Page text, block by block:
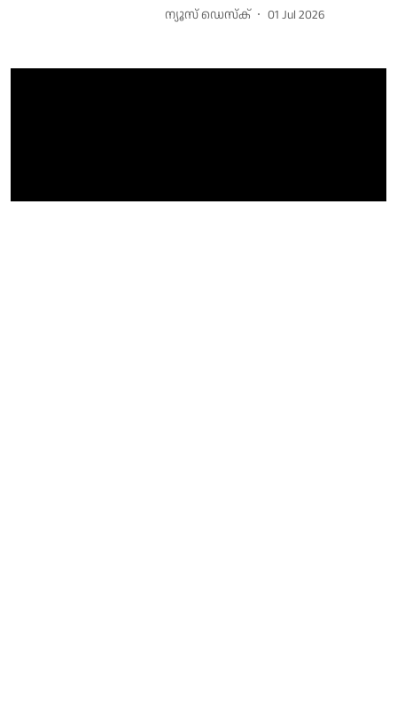
ന്യൂസ് ഡെസ്ക് 01 Jul 2026